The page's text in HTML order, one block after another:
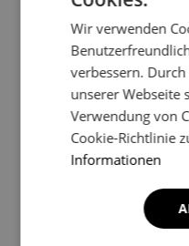
Wir verwenden
verbessern.
unserer Webseite
Verwendung von
Cookie-Richtlinie
Informationen